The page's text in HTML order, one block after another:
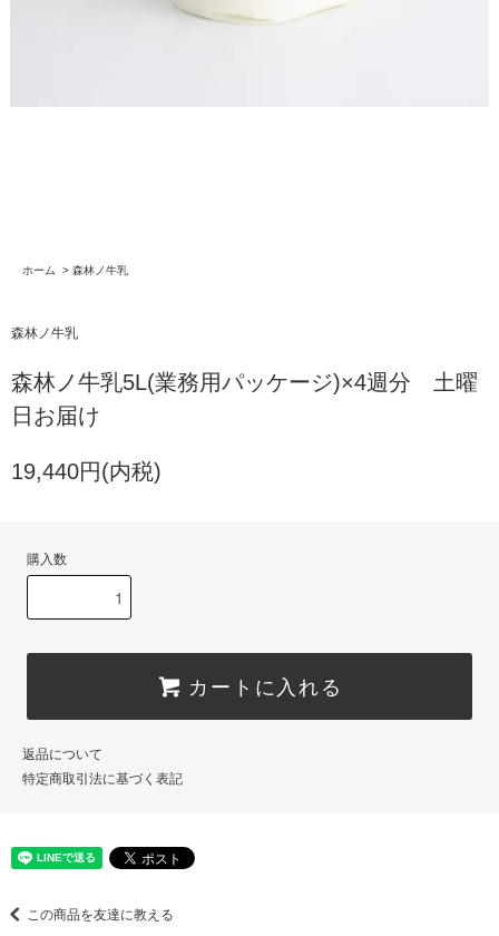
ホーム > 森林ノ牛乳
森林ノ牛乳
森林ノ牛乳5L(業務用パッケージ)×4週分 土曜
日お届け
19,440円(内税)
購入数
カートに入れる
返品について
特定商取引法に基づく表記
この商品を友達に教える